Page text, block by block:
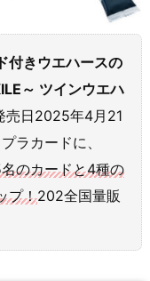
付きウエハースの
～ ツインウエハ
売日2025年4月21
ラカードに、
のカードと4種の
プ！202全国量販